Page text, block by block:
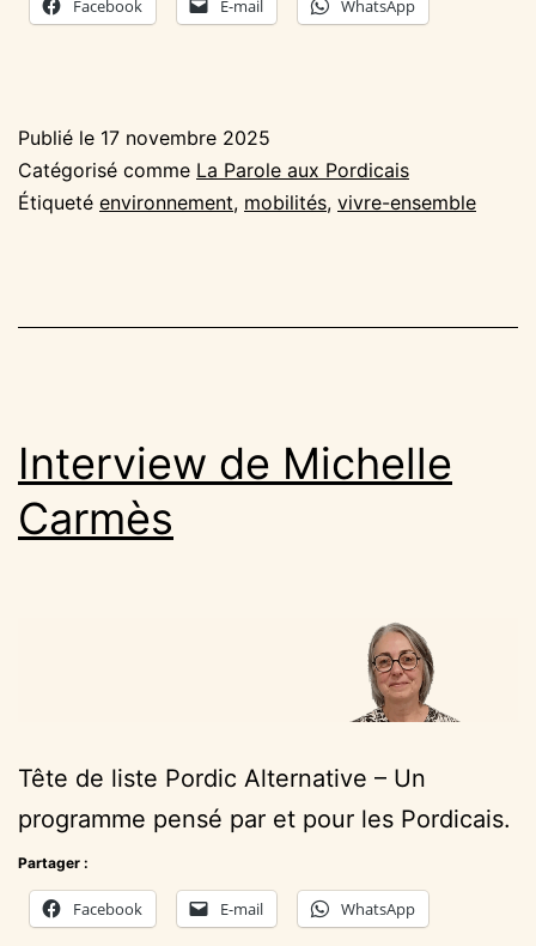
Facebook E-mail WhatsApp
Publié le 17 novembre 2025
Catégorisé comme La Parole aux Pordicais
Étiqueté environnement, mobilités, vivre-ensemble
Interview de Michelle
Carmès
Tête de liste Pordic Alternative – Un
programme pensé par et pour les Pordicais.
Partager :
Facebook E-mail WhatsApp